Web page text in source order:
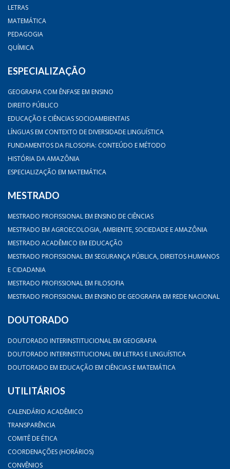
LETRAS
MATEMÁTICA
PEDAGOGIA
QUÍMICA
ESPECIALIZAÇÃO
GEOGRAFIA COM ÊNFASE EM ENSINO
DIREITO PÚBLICO
EDUCAÇÃO E CIÊNCIAS SOCIOAMBIENTAIS
LÍNGUAS EM CONTEXTO DE DIVERSIDADE LINGUÍSTICA
FUNDAMENTOS DA FILOSOFIA: CONTEÚDO E MÉTODO
HISTÓRIA DA AMAZÔNIA
ESPECIALIZAÇÃO EM MATEMÁTICA
MESTRADO
MESTRADO PROFISSIONAL EM ENSINO DE CIÊNCIAS
MESTRADO EM AGROECOLOGIA, AMBIENTE, SOCIEDADE E AMAZÔNIA
MESTRADO ACADÊMICO EM EDUCAÇÃO
MESTRADO PROFISSIONAL EM SEGURANÇA PÚBLICA, DIREITOS HUMANOS
E CIDADANIA
MESTRADO PROFISSIONAL EM FILOSOFIA
MESTRADO PROFISSIONAL EM ENSINO DE GEOGRAFIA EM REDE NACIONAL
DOUTORADO
DOUTORADO INTERINSTITUCIONAL EM GEOGRAFIA
DOUTORADO INTERINSTITUCIONAL EM LETRAS E LINGUÍSTICA
DOUTORADO EM EDUCAÇÃO EM CIÊNCIAS E MATEMÁTICA
UTILITÁRIOS
CALENDÁRIO ACADÊMICO
TRANSPARÊNCIA
COMITÊ DE ÉTICA
COORDENAÇÕES (HORÁRIOS)
CONVÊNIOS